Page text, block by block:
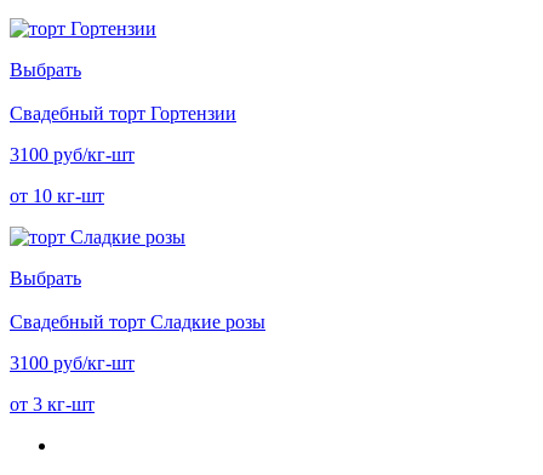
Выбрать
Свадебный торт Гортензии
3100 руб/кг-шт
от 10 кг-шт
Выбрать
Свадебный торт Сладкие розы
3100 руб/кг-шт
от 3 кг-шт